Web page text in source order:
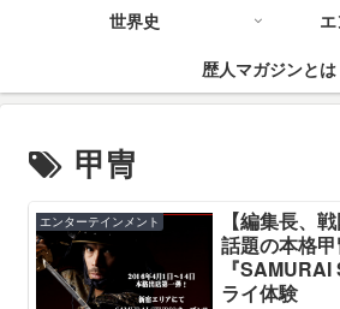
世界史
歴人マガジンとは
甲冑
エンターテインメント
【編集長、
話題の本格
『
ライ体験